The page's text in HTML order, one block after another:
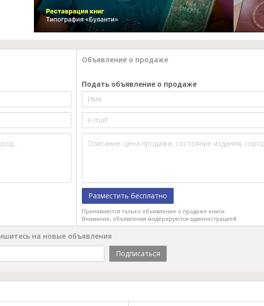
Объявление о продаже
Подать объявление о продаже
Разместить бесплатно
Принимаются только объявление о продаже книги.
Внимание, объявления модерируются администрацией.
на новые объявления
Подписаться